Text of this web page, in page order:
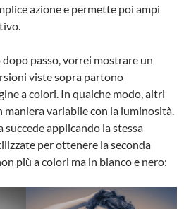
azione e permette poi ampi
passo, vorrei mostrare un
viste sopra partono
a colori. In qualche modo, altri
variabile con la luminosità.
succede applicando la stessa
per ottenere la seconda
più a colori ma in bianco e nero: